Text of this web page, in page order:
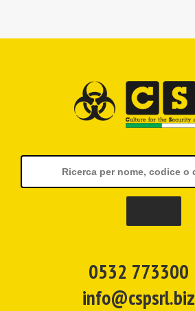
0532 773300
info@cspsrl.biz